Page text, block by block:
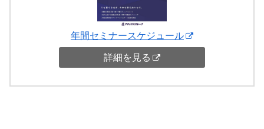
年間セミナースケジュール
詳細を見る